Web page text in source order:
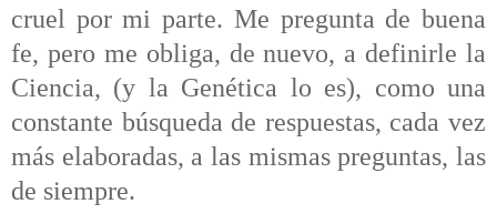
cruel por mi parte. Me pregunta de buena
fe, pero me obliga, de nuevo, a definirle la
Ciencia, (y la Genética lo es), como una
constante búsqueda de respuestas, cada vez
más elaboradas, a las mismas preguntas, las
de siempre.